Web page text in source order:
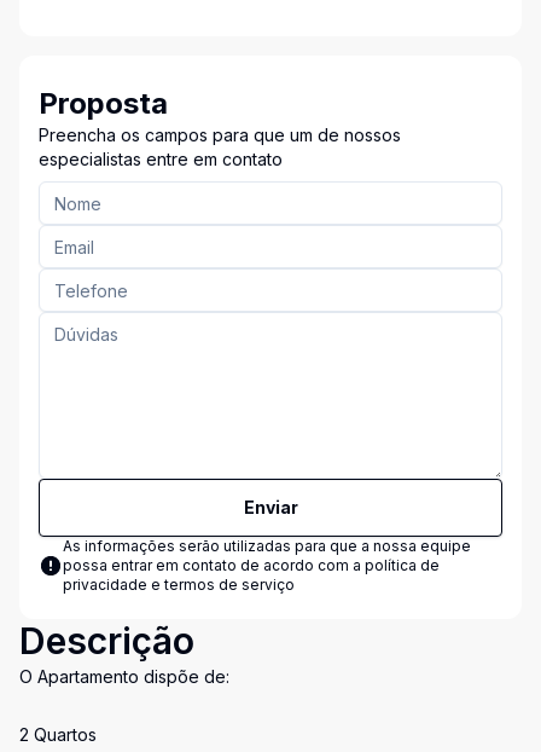
Proposta
Preencha os campos para que um de nossos
especialistas entre em contato
Enviar
As informações serão utilizadas para que a nossa equipe
possa entrar em contato de acordo com a política de
privacidade e termos de serviço
Descrição
O Apartamento dispõe de:
2 Quartos